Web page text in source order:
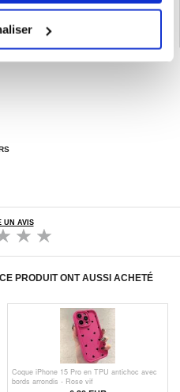
UN AVIS
PRODUIT ONT AUSSI ACHETÉ
Coque iPhone 15 Pro en TPU antichoc avec
bords arrondis - Rose vif